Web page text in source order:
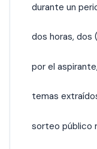
durante un
dos horas, dos
por el
temas
sorteo público